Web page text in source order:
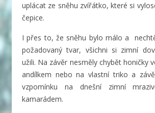
uplácat ze sněhu zvířátko, které si
čepice.
I přes to, že sněhu bylo málo a
požadovaný tvar, všichni si zimní
užili. Na závěr nesměly chybět honičky
andílkem nebo na vlastní triko a
vzpomínku na dnešní zimní
kamarádem.